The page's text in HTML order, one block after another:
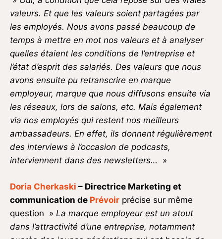
valeurs. Et que les valeurs soient partagées par
les employés. Nous avons passé beaucoup de
temps à mettre en mot nos valeurs et à analyser
quelles étaient les conditions de l’entreprise et
l’état d’esprit des salariés. Des valeurs que nous
avons ensuite pu retranscrire en marque
employeur, marque que nous diffusons ensuite via
les réseaux, lors de salons, etc. Mais également
via nos employés qui restent nos meilleurs
ambassadeurs. En effet, ils donnent régulièrement
des interviews à l’occasion de podcasts,
interviennent dans des newsletters… »
Doria Cherkaski – Directrice Marketing et
communication de Prévoir précise sur même
question » La marque employeur est un atout
dans l’attractivité d’une entreprise, notamment